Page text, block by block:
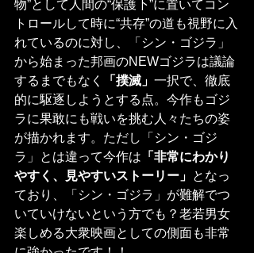
物”として人間の“保護下”に置いてコン
トロールして時に“共存”の道も視野に入
れているのに対し、「シン・ゴジラ」
から始まった邦画のNEWゴジラは議論
するまでもなく
「撲滅」 一択で、徹底
的に駆逐しようとする点。今作もゴジ
ラに果敢にも戦いを挑む人々たちの姿
が描かれます。ただし「シン・ゴジ
ラ」とは違って今作は 「非常にわかり
やすく、見やすいストーリー」 となっ
ており、「シン・ゴジラ」が難解でつ
いていけないという方でも？老若男女
楽しめる大衆映画としての側面も非常